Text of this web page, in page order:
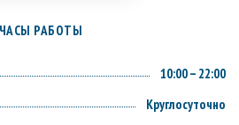
ЧАСЫ РАБОТЫ
10:00 – 22:00
Круглосуточно